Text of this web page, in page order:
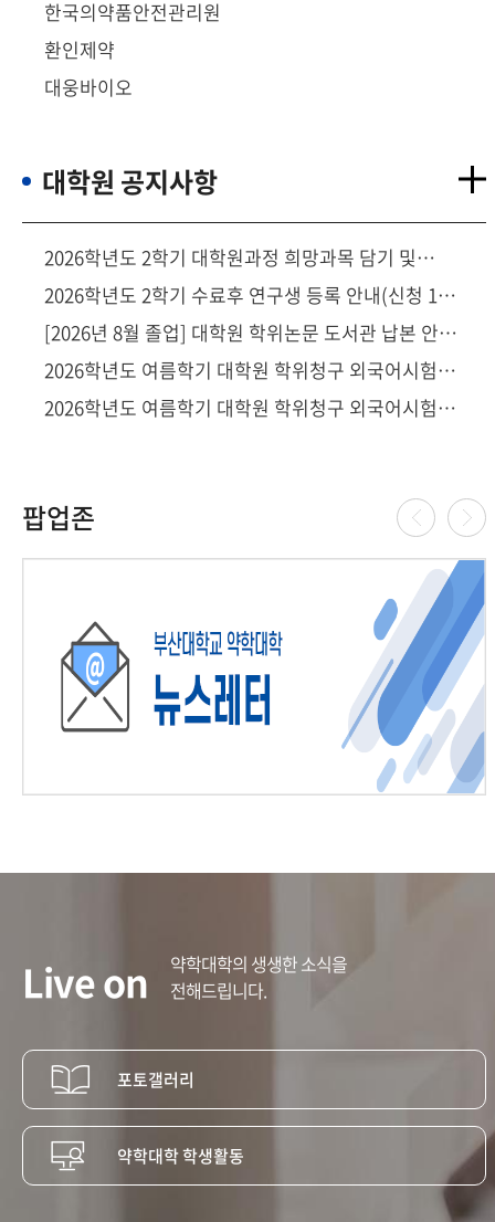
대학원 공지사항
2026학년도 2학기 대학원과정 희망과목 담기 및
수강신청 일정 안내
2026학년도 2학기 수료후 연구생 등록 안내(신청 1차:
8/3-8/10,18시까지)
[2026년 8월 졸업] 대학원 학위논문 도서관 납본 안내
및 학위논문 비공개 신청 안내
2026학년도 여름학기 대학원 학위청구 외국어시험
[영어] 대체강좌 수강생 모집
2026학년도 여름학기 대학원 학위청구 외국어시험
한국의약품안전관리원
환인제약
대웅바이오
팝업존
Live on
약학대학의 생생한 소식을
전해드립니다.
포토갤러리
약학대학 학생활동